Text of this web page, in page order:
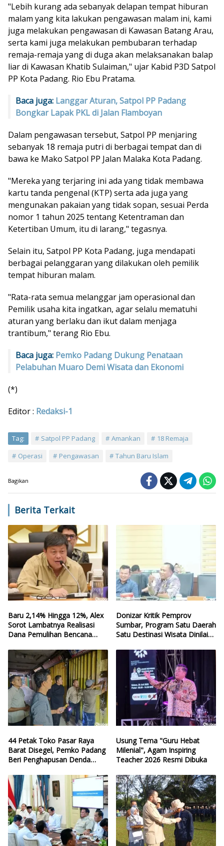
"Lebih kurang ada sebanyak delapan tempat hiburan
malam yang kita lakukan pengawasan malam ini, kami
juga melakukan pengawasan di Kawasan Batang Arau,
serta kami juga melakukan pembubaran terhadap
remaja-remaja yang di duga akan melaksanakan balap
liar di Kawasan Khatib Sulaiman," ujar Kabid P3D Satpol
PP Kota Padang. Rio Ebu Pratama.
Baca juga: Langgar Aturan, Satpol PP Padang
Bongkar Lapak PKL di Jalan Flamboyan
Dalam pengawasan tersebut, Satpol PP menjaring
sebanyak 18 remaja putri di berbagai tempat dan di
bawa ke Mako Satpol PP Jalan Malaka Kota Padang.
"Mereka yang terjaring ini ada yang tidak membawa
kartu tanda pengenal (KTP) serta ada juga yang
mengunakan pakaian yang tidak sopan, sesuai Perda
nomor 1 tahun 2025 tentang Ketentraman dan
Ketertiban Umum, itu di larang," tegasnya.
Selain itu, Satpol PP Kota Padang, juga mendapati
berbagai pelanggaran yang dilakukan oleh pemilik
tempat hiburan malam.
"Rata-rata semua melanggar jam operasional dan
Pemilik usaha kita ingatkan, agar selalu mematuhi
aturan yang berlaku dan ikut dalam menjaga
trantibum," terang Rio Ebu.
Baca juga: Pemko Padang Dukung Penataan
Pelabuhan Muaro Demi Wisata dan Ekonomi
(*)
Editor : Redaksi-1
Tag: Satpol PP Padang Amankan
18 Remaja
Operasi
Pengawasan Tahun Baru Islam
Bagikan
Berita Terkait
Baru 2,14% Hingga 12%, Alex
Sorot Lambatnya Realisasi
Dana Pemulihan Bencana
Donizar Kritik Pemprov
Sumbar, Program Satu Daerah
Satu Destinasi Wisata Dinilai
44 Petak Toko Pasar Raya
Barat Disegel, Pemko Padang
Beri Penghapusan Denda
Usung Tema "Guru Hebat
Milenial", Agam Inspiring
Teacher 2026 Resmi Dibuka